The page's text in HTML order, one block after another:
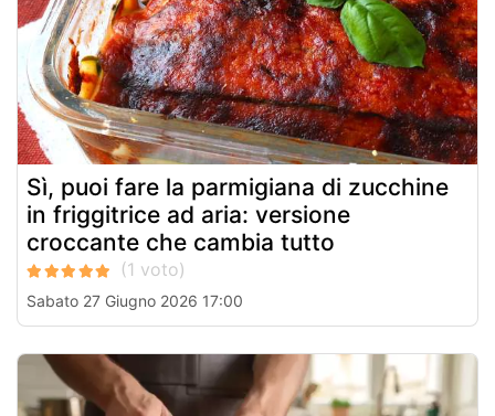
Sì, puoi fare la parmigiana di zucchine
in friggitrice ad aria: versione
croccante che cambia tutto
Sabato 27 Giugno 2026 17:00